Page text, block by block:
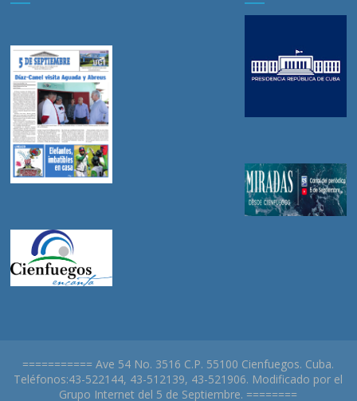
=========== Ave 54 No. 3516 C.P. 55100 Cienfuegos. Cuba.
Teléfonos:43-522144, 43-512139, 43-521906. Modificado por el
Grupo Internet del 5 de Septiembre. ========